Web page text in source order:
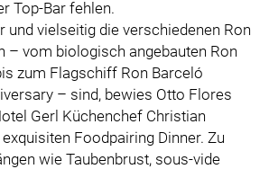
Top-Bar fehlen.
und vielseitig die verschiedenen Ron
– vom biologisch angebauten Ron
zum Flagschiff Ron Barceló
– sind, bewies Otto Flores
Gerl Küchenchef Christian
Foodpairing Dinner. Zu
wie Taubenbrust, sous-vide